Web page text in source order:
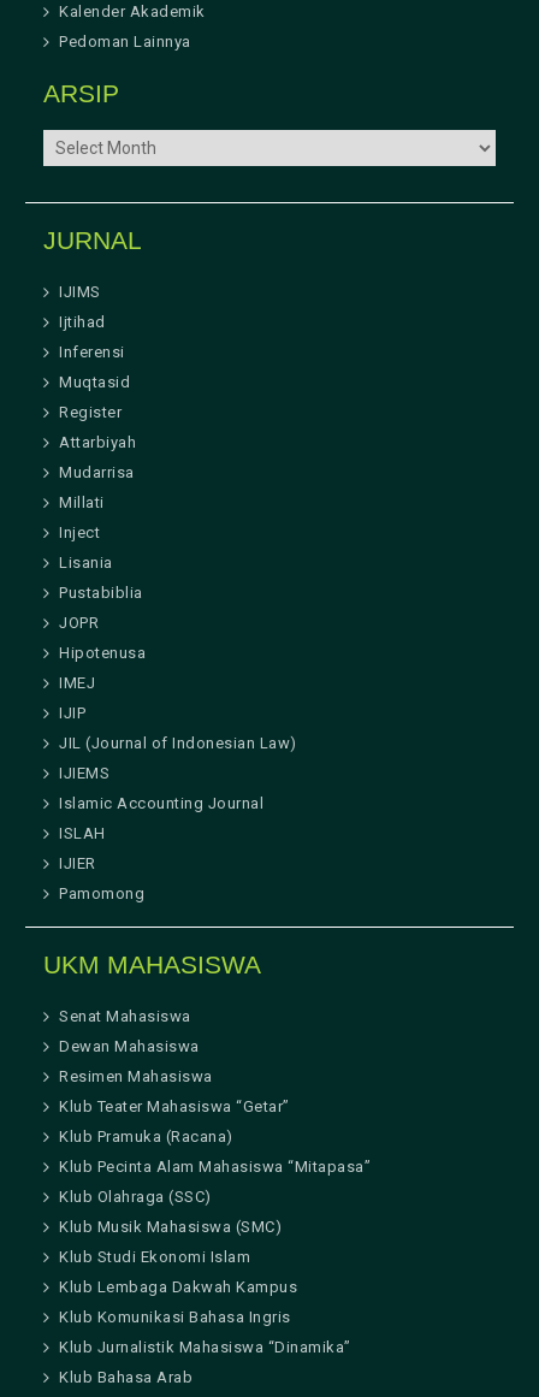
Kalender Akademik
Pedoman Lainnya
ARSIP
ARSIP
JURNAL
IJIMS
Ijtihad
Inferensi
Muqtasid
Register
Attarbiyah
Mudarrisa
Millati
Inject
Lisania
Pustabiblia
JOPR
Hipotenusa
IMEJ
IJIP
JIL (Journal of Indonesian Law)
IJIEMS
Islamic Accounting Journal
ISLAH
IJIER
Pamomong
UKM MAHASISWA
Senat Mahasiswa
Dewan Mahasiswa
Resimen Mahasiswa
Klub Teater Mahasiswa “Getar”
Klub Pramuka (Racana)
Klub Pecinta Alam Mahasiswa “Mitapasa”
Klub Olahraga (SSC)
Klub Musik Mahasiswa (SMC)
Klub Studi Ekonomi Islam
Klub Lembaga Dakwah Kampus
Klub Komunikasi Bahasa Ingris
Klub Jurnalistik Mahasiswa “Dinamika”
Klub Bahasa Arab